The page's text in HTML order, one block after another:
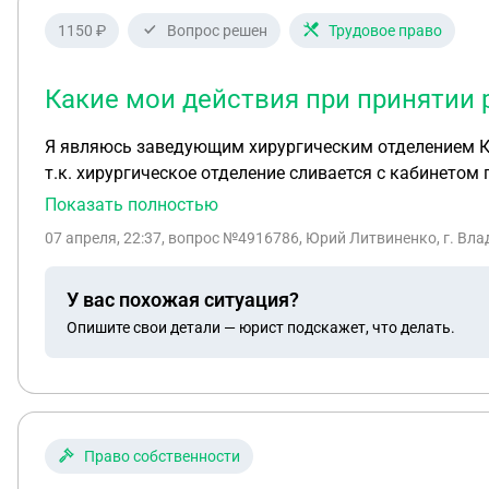
1150 ₽ Вопрос решен Трудовое право
Какие мои действия при
Я являюсь заведующим хирургическим отделением
т.к. хирургическое отделение сливается с кабинетом гематологии и
право, т.к. являюсь врачом 3-х специальностей
главного врача (не сокращается). Сохраняется ли моя должность при данной реорганизации. Какие действия администрации должны быть проведены, кто
решения не в мою пользу.
Показать полностью
07 апреля, 22:37, вопрос №4916786, Юрий Литвиненко, г.
У вас похожая ситуация?
Опишите свои детали — юрист подскажет, что делать.
Право собственности